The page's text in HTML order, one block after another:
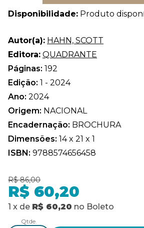
Disponibilidade: Produto
Autor(a): HAHN, SCOTT
Editora: QUADRANTE
Páginas: 192
Edição: 1 - 2024
Ano: 2024
Origem: NACIONAL
Encadernação: BROCHURA
Dimensões: 14 x 21 x 1
ISBN: 9788574656458
R$ 86,00
R$ 60,20
1 x de R$ 60,20 no Boleto
Qtde.